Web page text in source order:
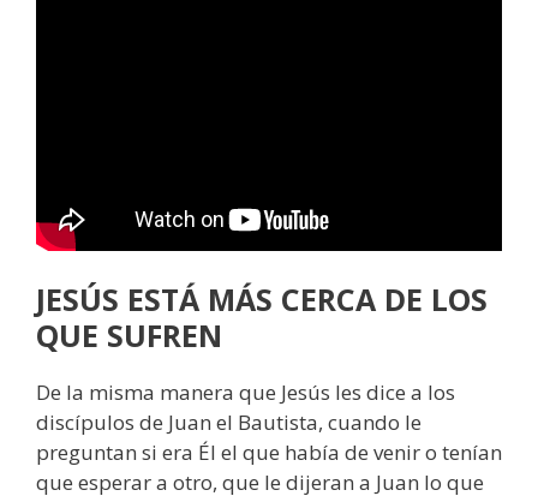
JESÚS ESTÁ MÁS CERCA DE LOS
QUE SUFREN
De la misma manera que Jesús les dice a los
discípulos de Juan el Bautista, cuando le
preguntan si era Él el que había de venir o tenían
que esperar a otro, que le dijeran a Juan lo que